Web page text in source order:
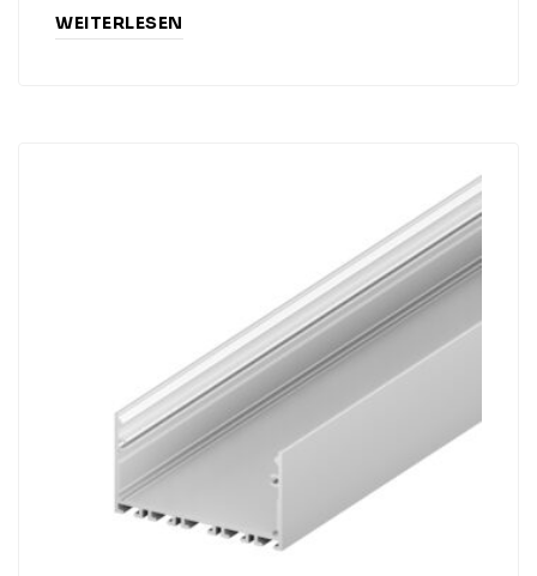
WEITERLESEN